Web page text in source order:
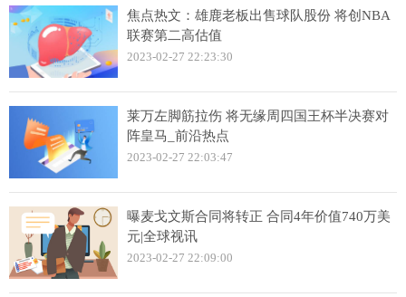
焦点热文：雄鹿老板出售球队股份 将创NBA
联赛第二高估值
2023-02-27 22:23:30
莱万左脚筋拉伤 将无缘周四国王杯半决赛对
阵皇马_前沿热点
2023-02-27 22:03:47
曝麦戈文斯合同将转正 合同4年价值740万美
元|全球视讯
2023-02-27 22:09:00